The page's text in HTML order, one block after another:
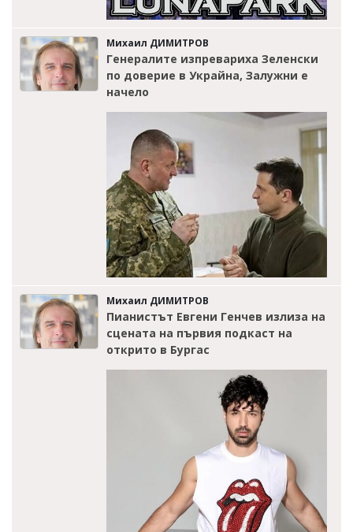
Михаил ДИМИТРОВ
Генералите изпревариха Зеленски
по доверие в Украйна, Залужни е
начело
Михаил ДИМИТРОВ
Пианистът Евгени Генчев излиза на
сцената на първия подкаст на
открито в Бургас